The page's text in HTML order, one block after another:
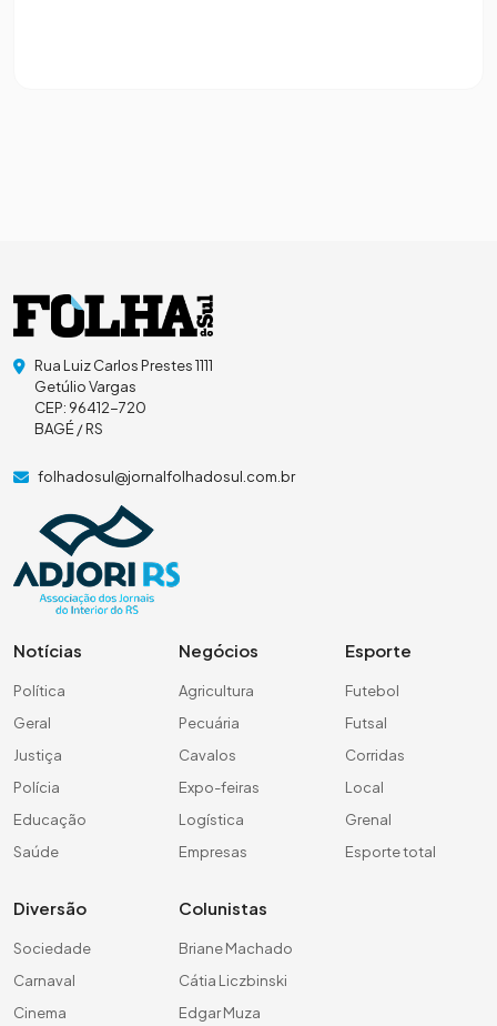
Rua Luiz Carlos Prestes 1111
Getúlio Vargas
CEP: 96412-720
BAGÉ / RS
folhadosul@jornalfolhadosul.com.br
Notícias
Política
Geral
Justiça
Polícia
Educação
Saúde
Negócios
Agricultura
Pecuária
Cavalos
Expo-feiras
Logística
Empresas
Esporte
Futebol
Futsal
Corridas
Local
Grenal
Esporte total
Diversão
Sociedade
Carnaval
Cinema
Colunistas
Briane Machado
Cátia Liczbinski
Edgar Muza